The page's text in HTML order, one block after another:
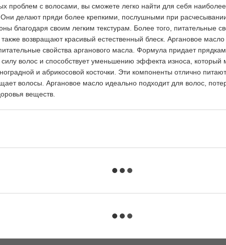
проблем с волосами, вы сможете легко найти для себя
делают пряди более крепкими, послушными при
благодаря своим легким текстурам. Более того, питательные
возвращают красивый естественный блеск. Аргановое
свойства арганового масла. Формула придает
волос и способствует уменьшению эффекта износа, который
и абрикосовой косточки. Эти компоненты отлично
волосы. Аргановое масло идеально подходит для волос,
веществ.